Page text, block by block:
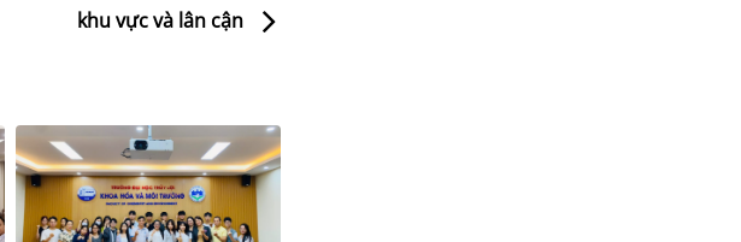
khu vực và lân cận